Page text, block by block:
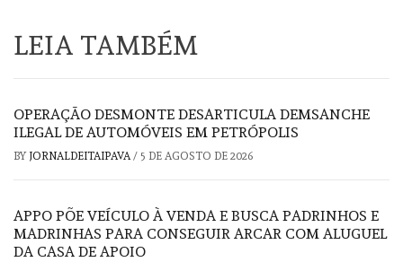
LEIA TAMBÉM
OPERAÇÃO DESMONTE DESARTICULA DEMSANCHE
ILEGAL DE AUTOMÓVEIS EM PETRÓPOLIS
BY JORNALDEITAIPAVA/ 5 DE AGOSTO DE 2026
APPO PÕE VEÍCULO À VENDA E BUSCA PADRINHOS E
MADRINHAS PARA CONSEGUIR ARCAR COM ALUGUEL
DA CASA DE APOIO